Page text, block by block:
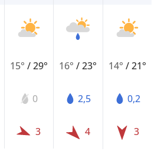
15° /29°
0
3
16°/23°
2,5
4
14° /21°
0,2
3